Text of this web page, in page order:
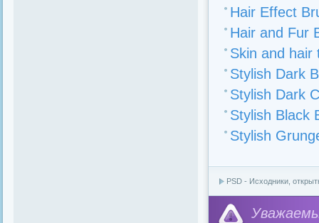
Hair Effect
Hair and Fur
Skin and hair
Stylish Dark
Stylish Dark
Stylish Black
Stylish
PSD - Исходники,